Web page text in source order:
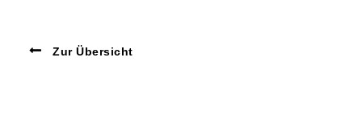
Zur Übersicht